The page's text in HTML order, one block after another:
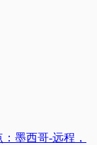
墨西哥-远程，